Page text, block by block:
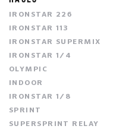
IRONSTAR 226
IRONSTAR 113
IRONSTAR SUPERMIX
IRONSTAR 1/4
OLYMPIC
INDOOR
IRONSTAR 1/8
SPRINT
SUPERSPRINT RELAY